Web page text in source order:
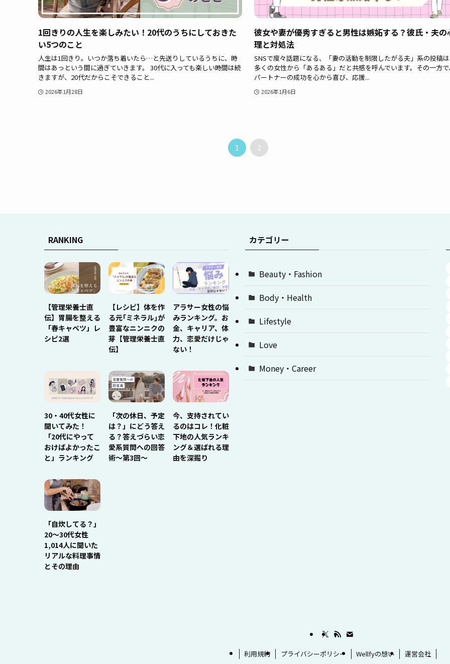
1回きりの人生を楽しみたい！20代のうちにしておきた
い5つのこと
人生は1回きり。いつか落ち着いたら…と先送りしているうちに、時
間はあっという間に過ぎていきます。 30代に入っても楽しい時間は続
きますが、20代だからこそできること...
2026年1月28日
彼女や妻が優秀すぎると男性は嫉妬する？彼氏・夫の
理と対処法
SNSで度々話題になる、「妻の活動を制限したがる夫」系の投稿は
多くの女性から「あるある」だと共感を呼んでいます。その一方で
パートナーの成功を心から喜び、応援...
2026年1月6日
1 2
RANKING
【管理栄養士直
伝】胃腸を整える
「春キャベツ」レ
シピ2選
【レシピ】体を作
る元｢ミネラル｣が
豊富なニンニクの
芽【管理栄養士直
伝】
アラサー女性の悩
みランキング。お
金、キャリア、体
力、恋愛だけじゃ
ない！
30・40代女性に
聞いてみた！
「20代にやって
おけばよかったこ
と」ランキング
「次の休日、予定
は？」にどう答え
る？答えづらい恋
愛系質問への回答
術～第3回～
今、支持されてい
るのはコレ！化粧
下地の人気ランキ
ング＆選ばれる理
由を深掘り
「自炊してる？」
20〜30代女性
1,014人に聞いた
リアルな料理事情
とその理由
カテゴリー
Beauty・Fashion
Body・Health
Lifestyle
Love
Money・Career
利用規約 プライバシーポリシー Wellfyの想い 運営会社